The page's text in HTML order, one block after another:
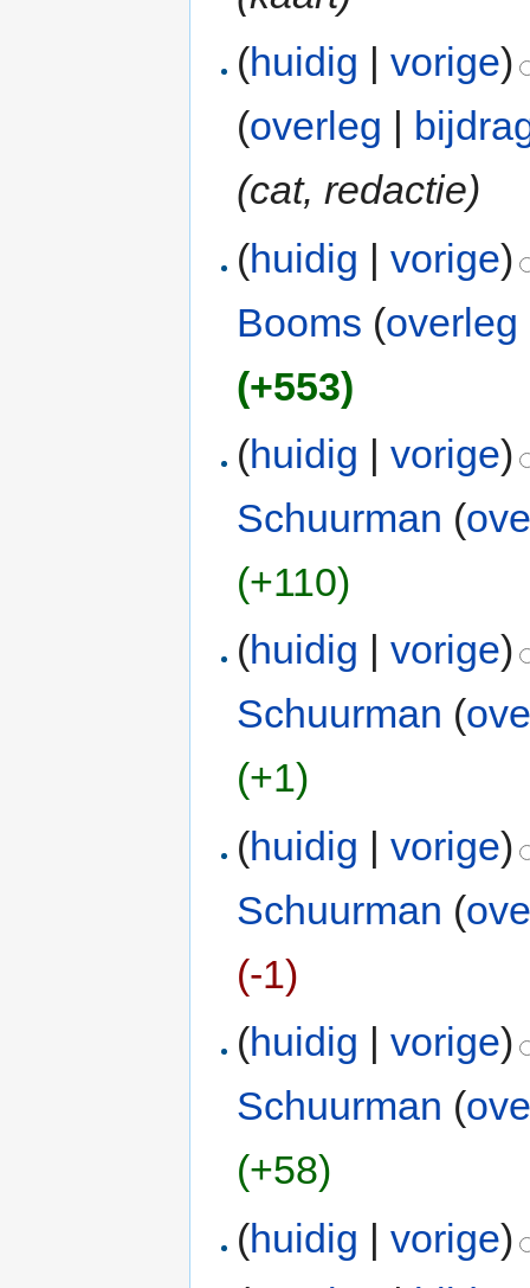
(huidig |vorige)
(overleg |
(cat, redactie)
(huidig |vorige)
Booms (overleg
(+553)
(huidig |vorige)
Schuurman (
(+110)
(huidig |vorige)
Schuurman (
(+1)
(huidig |vorige)
Schuurman (
(-1)
(huidig |vorige)
Schuurman (
(+58)
(huidig |vorige)